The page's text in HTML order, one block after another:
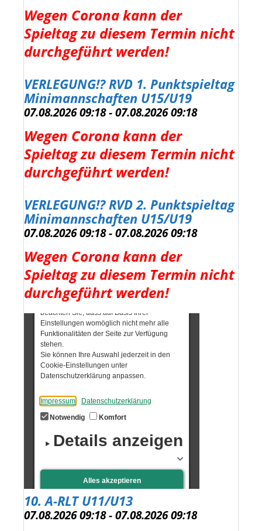
Wegen Corona kann der
Spieltag zu diesem Termin nicht
durchgeführt werden!
VERLEGUNG!? RVD 1. Punktspieltag
Minimannschaften U15/U19
07.08.2026 09:18 - 07.08.2026 09:18
Wegen Corona kann der
Spieltag zu diesem Termin nicht
durchgeführt werden!
VERLEGUNG!? RVD 2. Punktspieltag
Minimannschaften U15/U19
07.08.2026 09:18 - 07.08.2026 09:18
Wegen Corona kann der
Spieltag zu diesem Termin nicht
durchgeführt werden!
Gruppe SüdOst SODM Aktive
07.08.2026 09:18 - 07.08.2026 09:18
10. A-RLT U11/U13
07.08.2026 09:18 - 07.08.2026 09:18